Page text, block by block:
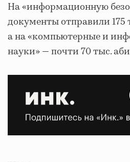
На «информационную
документы отправили 175
а на «компьютерные и
науки» — почти 70 тыс.